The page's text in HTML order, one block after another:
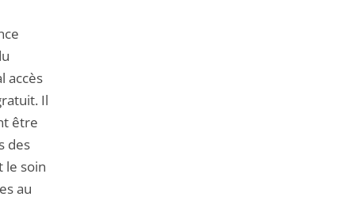
accès
Il
être
des
le soin
au